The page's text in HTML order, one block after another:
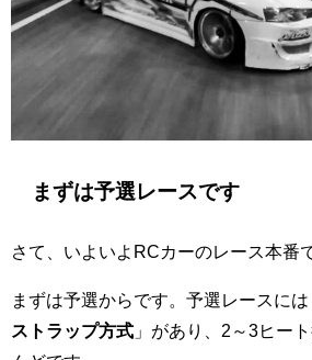
まずは予選レースです
さて、いよいよRCカーのレース本番
まずは予選からです。予選レースには
ストラップ方式 」があり、2～3ヒー